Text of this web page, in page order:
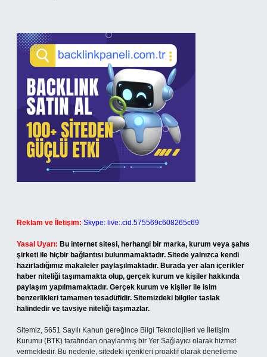
Reklam ve İletişim: Skype: live:.cid.575569c608265c69
Yasal Uyarı: Bu internet sitesi, herhangi bir marka, kurum veya şahıs
şirketi ile hiçbir bağlantısı bulunmamaktadır. Sitede yalnızca kendi
hazırladığımız makaleler paylaşılmaktadır. Burada yer alan içerikler
haber niteliği taşımamakta olup, gerçek kurum ve kişiler hakkında
paylaşım yapılmamaktadır. Gerçek kurum ve kişiler ile isim
benzerlikleri tamamen tesadüfidir. Sitemizdeki bilgiler taslak
halindedir ve tavsiye niteliği taşımazlar.
Sitemiz, 5651 Sayılı Kanun gereğince Bilgi Teknolojileri ve İletişim
Kurumu (BTK) tarafından onaylanmış bir Yer Sağlayıcı olarak hizmet
vermektedir. Bu nedenle, sitedeki içerikleri proaktif olarak denetleme